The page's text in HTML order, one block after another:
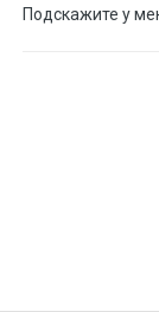
Подскажите у